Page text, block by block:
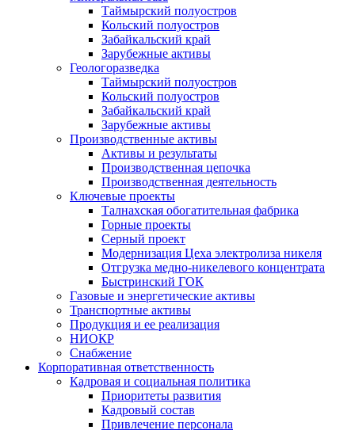
Таймырский полуостров
Кольский полуостров
Забайкальский край
Зарубежные активы
Геологоразведка
Таймырский полуостров
Кольский полуостров
Забайкальский край
Зарубежные активы
Производственные активы
Активы и результаты
Производственная цепочка
Производственная деятельность
Ключевые проекты
Талнахская обогатительная фабрика
Горные проекты
Серный проект
Модернизация Цеха электролиза никеля
Отгрузка медно-никелевого концентрата
Быстринский ГОК
Газовые и энергетические активы
Транспортные активы
Продукция и ее реализация
НИОКР
Снабжение
Корпоративная ответственность
Кадровая и социальная политика
Приоритеты развития
Кадровый состав
Привлечение персонала